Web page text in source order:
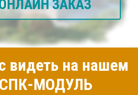
ЗАКАЗ
видеть на нашем
СПК-МОДУЛЬ